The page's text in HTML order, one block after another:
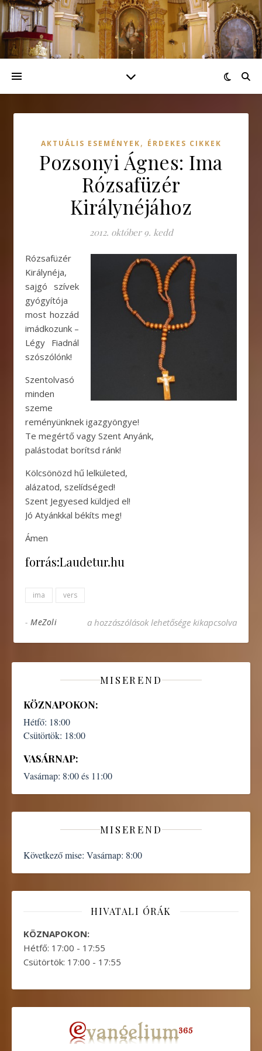
AKTUÁLIS ESEMÉNYEK, ÉRDEKES CIKKEK
Pozsonyi Ágnes: Ima
Rózsafüzér
Királynéjához
2012. október 9. kedd
Rózsafüzér
Királynéja,
sajgó szívek
gyógyítója
most hozzád
imádkozunk –
Légy Fiadnál
szószólónk!
Szentolvasó
minden
szeme
reményünknek igazgyöngye!
Te megértő vagy Szent Anyánk,
palástodat borítsd ránk!
Kölcsönözd hű lelkületed,
alázatod, szelídséged!
Szent Jegyesed küldjed el!
Jó Atyánkkal békíts meg!
Ámen
forrás:Laudetur.hu
ima vers
- MeZoli Pozsonyi Ágnes: Ima Rózsafüzér
a hozzászólások lehetősége kikapcsolva
MISEREND
KÖZNAPOKON:
Hétfő: 18:00
Csütörtök: 18:00
VASÁRNAP:
Vasárnap: 8:00 és 11:00
MISEREND
Következő mise: Vasárnap: 8:00
HIVATALI ÓRÁK
KÖZNAPOKON:
Hétfő: 17:00 - 17:55
Csütörtök: 17:00 - 17:55